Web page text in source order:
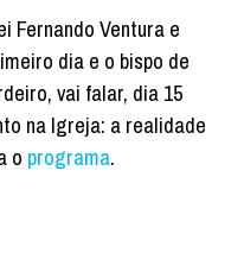
Fernando Ventura e
dia e o bispo de
vai falar, dia 15
na Igreja: a realidade
o programa.